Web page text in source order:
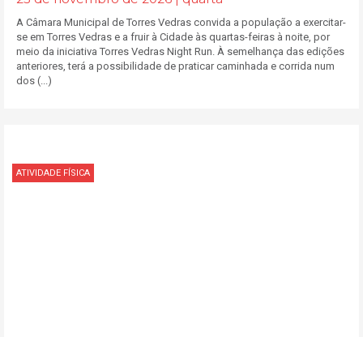
A Câmara Municipal de Torres Vedras convida a população a exercitar-
se em Torres Vedras e a fruir à Cidade às quartas-feiras à noite, por
meio da iniciativa Torres Vedras Night Run. À semelhança das edições
anteriores, terá a possibilidade de praticar caminhada e corrida num
dos (...)
ATIVIDADE FÍSICA